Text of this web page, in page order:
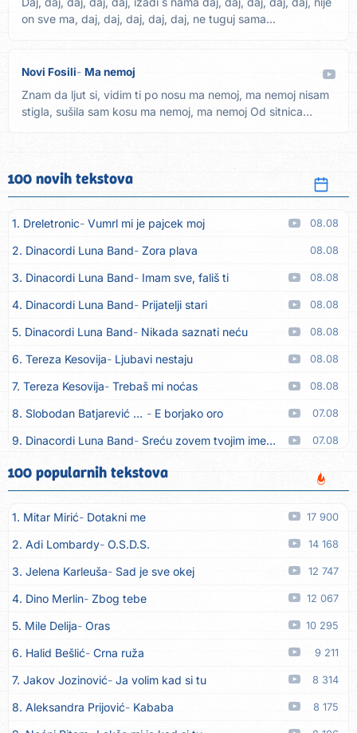
on sve ma, daj, daj, daj, daj, daj, ne tuguj sama...
Novi Fosili Ma nemoj
Znam da ljut si, vidim ti po nosu ma nemoj, ma nemoj nisam
stigla, sušila sam kosu ma nemoj, ma nemoj Od sitnica
100 novih tekstova
1. Dreletronic Vumrl mi je pajcek moj 08.08
2. Dinacordi Luna Band Zora plava 08.08
3. Dinacordi Luna Band Imam sve, fališ ti 08.08
4. Dinacordi Luna Band Prijatelji stari 08.08
5. Dinacordi Luna Band Nikada saznati neću 08.08
6. Tereza Kesovija Ljubavi nestaju 08.08
7. Tereza Kesovija Trebaš mi noćas 08.08
8. Slobodan Batjarević Čobe E borjako oro 07.08
9. Dinacordi Luna Band Sreću zovem tvojim imenom (feat. Kristina Smetko) 07.08
10. Dinacordi Luna Band Tamburaši (feat. Kristina Smetko)
11. Dinacordi Luna Band Tvoja šutnja (feat. Kristina Smetko) 07.08
12. Tamara Brusić Neću kuhat´, neću prat´ 07.08
13. Grupa TNT Rijeka Via Roma, nikad doma 07.08
14. Zaim Imamović Kada moja mladost prođe 07.08
15. Azra Husarkić Do zadnje kapi 07.08
16. Dinacordi Luna Band 07.08
17. Pet za 5 Pozdravi mi Stubicu 07.08
18. Dinacordi Luna Band Anđeo moj 07.08
19. Vesna Kartuš Vrati se 07.08
100 popularnih tekstova
1. Mitar Mirić Dotakni me 17 900
2. Adi Lombardy O.S.D.S. 14 168
3. Jelena Karleuša Sad je sve okej 12 747
4. Dino Merlin Zbog tebe 12 067
5. Mile Delija Oras 10 295
6. Halid Bešlić Crna ruža 9 211
7. Jakov Jozinović Ja volim kad si tu 8 314
8. Aleksandra Prijović Kababa 8 175